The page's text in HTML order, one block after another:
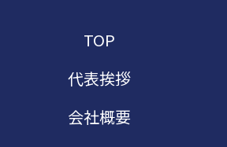
TOP
代表挨拶
会社概要